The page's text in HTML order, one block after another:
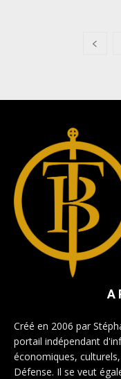
A
Créé en 2006 par
portail indépendant
économiques,
Défense. Il se veut